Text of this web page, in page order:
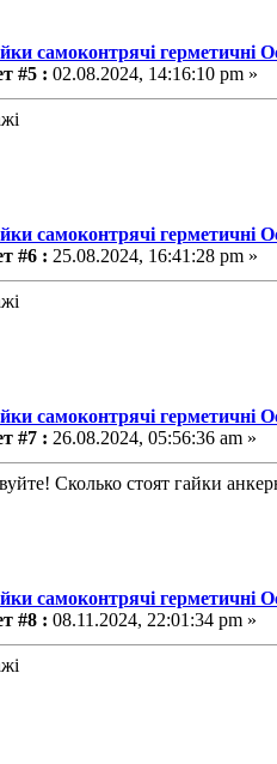
самоконтрячі герметичні
#5 : 02.08.2024, 14:16:10 pm »
самоконтрячі герметичні
#6 : 25.08.2024, 16:41:28 pm »
самоконтрячі герметичні
#7 : 26.08.2024, 05:56:36 am »
Сколько стоят гайки
самоконтрячі герметичні
#8 : 08.11.2024, 22:01:34 pm »